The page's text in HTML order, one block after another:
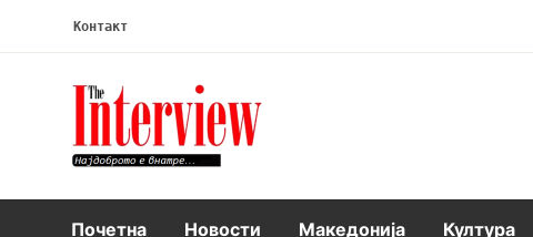
Контакт
Почетна Новости Македонија Култура